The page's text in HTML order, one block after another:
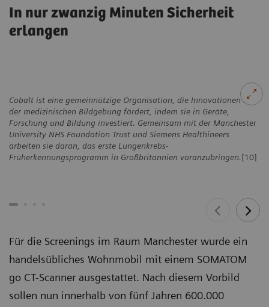
In nur zwanzig Minuten Sicherheit
erlangen
Cobalt ist eine gemeinnützige Organisation, die Innovationen in
der medizinischen Bildgebung fördert, indem sie in Geräte,
Forschung und Bildung investiert. Gemeinsam mit der Manchester
University NHS Foundation Trust und Siemens Healthineers
arbeiten sie daran, das erste Lungenkrebs-
Früherkennungsprogramm in Großbritannien voranzubringen.[10]
Für die Screenings im Raum Manchester wurde ein
handelsübliches Wohnmobil mit einem SOMATOM
go CT-Scanner ausgestattet. Nach diesem Vorbild
sollen nun innerhalb von fünf Jahren 600.000